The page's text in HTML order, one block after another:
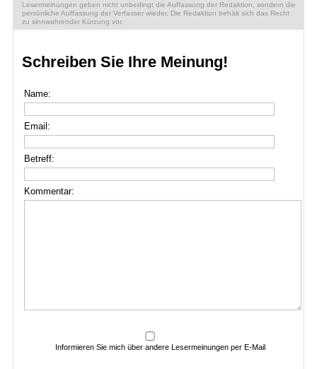
Lesermeinungen geben nicht unbedingt die Auffassung der Redaktion, sondern die
persönliche Auffassung der Verfasser wieder. Die Redaktion behält sich das Recht
zu sinnwahrender Kürzung vor.
Schreiben Sie Ihre Meinung!
Name:
Email:
Betreff:
Kommentar:
Informieren Sie mich über andere Lesermeinungen per E-Mail